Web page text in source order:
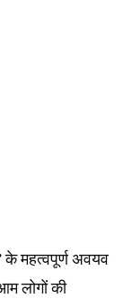
के महत्वपूर्ण अवयव
लोगों की